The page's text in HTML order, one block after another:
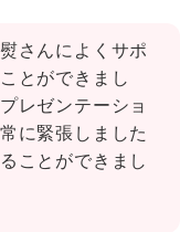
さんによくサポ
とができまし
レゼンテーショ
に緊張しました
ことができまし